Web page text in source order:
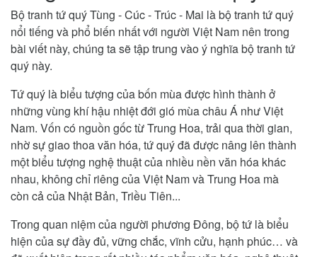
Bộ tranh tứ quý Tùng - Cúc - Trúc - Mai là bộ tranh tứ quý
nổi tiếng và phổ biến nhất với người Việt Nam nên trong
bài viết này, chúng ta sẽ tập trung vào ý nghĩa bộ tranh tứ
quý này.
Tứ quý là biểu tượng của bốn mùa được hình thành ở
những vùng khí hậu nhiệt đới gió mùa châu Á như Việt
Nam. Vốn có nguồn gốc từ Trung Hoa, trải qua thời gian,
nhờ sự giao thoa văn hóa, tứ quý đã được nâng lên thành
một biểu tượng nghệ thuật của nhiều nền văn hóa khác
nhau, không chỉ riêng của Việt Nam và Trung Hoa mà
còn cả của Nhật Bản, Triều Tiên...
Trong quan niệm của người phương Đông, bộ tứ là biểu
hiện của sự đầy đủ, vững chắc, vĩnh cửu, hạnh phúc… và